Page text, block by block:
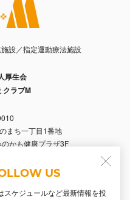
設／指定運動療法施設
厚生会
クラブM
まち一丁目1番地
かも健康プラザ3F
US
スケジュールなど最新情報を投